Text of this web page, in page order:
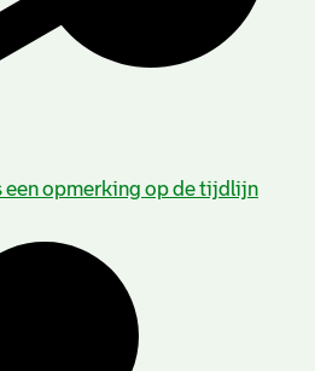
een opmerking op de tijdlijn